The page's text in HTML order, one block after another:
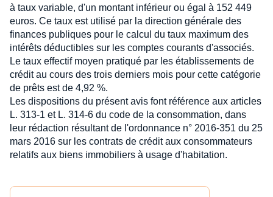
à taux variable, d'un montant inférieur ou égal à 152 449
euros. Ce taux est utilisé par la direction générale des
finances publiques pour le calcul du taux maximum des
intérêts déductibles sur les comptes courants d'associés.
Le taux effectif moyen pratiqué par les établissements de
crédit au cours des trois derniers mois pour cette catégorie
de prêts est de 4,92 %.
Les dispositions du présent avis font référence aux articles
L. 313-1 et L. 314-6 du code de la consommation, dans
leur rédaction résultant de l'ordonnance n° 2016-351 du 25
mars 2016 sur les contrats de crédit aux consommateurs
relatifs aux biens immobiliers à usage d'habitation.